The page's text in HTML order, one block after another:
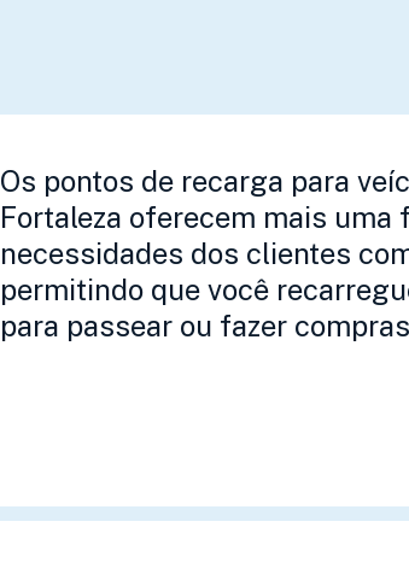
Os pontos de recarga para
Fortaleza oferecem mais uma
necessidades dos clientes
permitindo que você
para passear ou fazer